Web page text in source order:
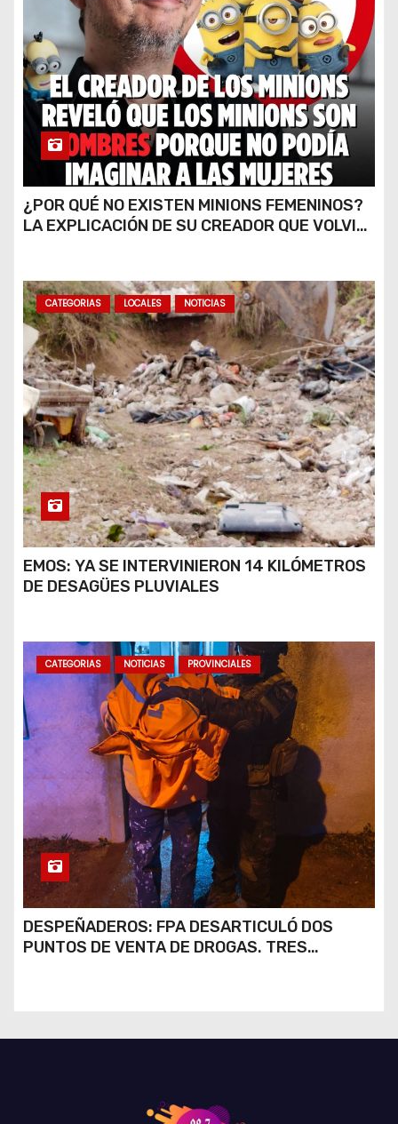
¿POR QUÉ NO EXISTEN MINIONS FEMENINOS?
LA EXPLICACIÓN DE SU CREADOR QUE VOLVIÓ
CATEGORIAS LOCALES NOTICIAS
EMOS: YA SE INTERVINIERON 14 KILÓMETROS
DE DESAGÜES PLUVIALES
CATEGORIAS NOTICIAS PROVINCIALES
DESPEÑADEROS: FPA DESARTICULÓ DOS
PUNTOS DE VENTA DE DROGAS. TRES